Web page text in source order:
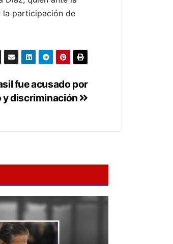
la participación de
fue acusado por
y discriminación